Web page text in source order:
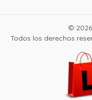
©
Todos los derechos